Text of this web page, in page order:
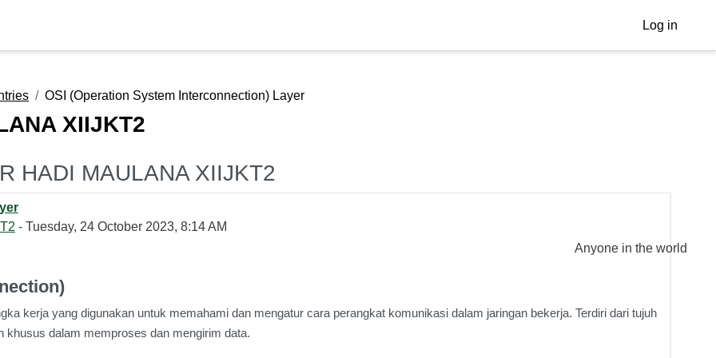
Log in
OSI (Operation System Interconnection) Layer
XIIJKT2
HADI MAULANA XIIJKT2
- Tuesday, 24 October 2023, 8:14 AM
Anyone in the world
kerja yang digunakan untuk memahami dan mengatur cara perangkat komunikasi dalam jaringan bekerja. Terdiri dari tujuh
khusus dalam memproses dan mengirim data.